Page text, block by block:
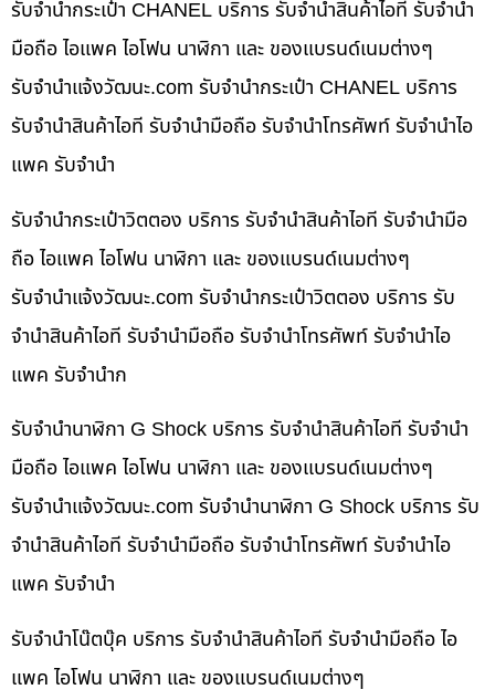
รับจำนำกระเป๋า CHANEL บริการ รับจำนำสินค้าไอที รับจำนำ
มือถือ ไอแพค ไอโฟน นาฬิกา และ ของแบรนด์เนมต่างๆ
รับจํานําแจ้งวัฒนะ.com รับจำนำกระเป๋า CHANEL บริการ
รับจำนำสินค้าไอที รับจำนำมือถือ รับจำนำโทรศัพท์ รับจำนำไอ
แพค รับจำนำ
รับจำนำกระเป๋าวิตตอง บริการ รับจำนำสินค้าไอที รับจำนำมือ
ถือ ไอแพค ไอโฟน นาฬิกา และ ของแบรนด์เนมต่างๆ
รับจํานําแจ้งวัฒนะ.com รับจำนำกระเป๋าวิตตอง บริการ รับ
จำนำสินค้าไอที รับจำนำมือถือ รับจำนำโทรศัพท์ รับจำนำไอ
แพค รับจำนำก
รับจำนำนาฬิกา G Shock บริการ รับจำนำสินค้าไอที รับจำนำ
มือถือ ไอแพค ไอโฟน นาฬิกา และ ของแบรนด์เนมต่างๆ
รับจํานําแจ้งวัฒนะ.com รับจำนำนาฬิกา G Shock บริการ รับ
จำนำสินค้าไอที รับจำนำมือถือ รับจำนำโทรศัพท์ รับจำนำไอ
แพค รับจำนำ
รับจำนำโน๊ตบุ๊ค บริการ รับจำนำสินค้าไอที รับจำนำมือถือ ไอ
แพค ไอโฟน นาฬิกา และ ของแบรนด์เนมต่างๆ